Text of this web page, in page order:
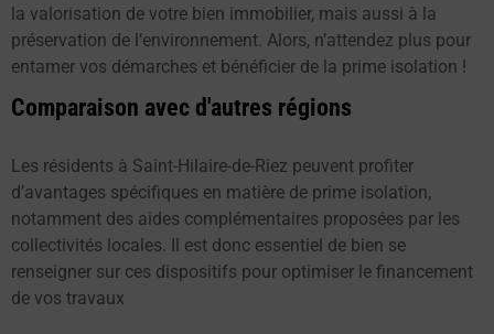
la valorisation de votre bien immobilier, mais aussi à la
préservation de l’environnement. Alors, n’attendez plus pour
entamer vos démarches et bénéficier de la prime isolation !
Comparaison avec d'autres régions
Les résidents à Saint-Hilaire-de-Riez peuvent profiter
d’avantages spécifiques en matière de prime isolation,
notamment des aides complémentaires proposées par les
collectivités locales. Il est donc essentiel de bien se
renseigner sur ces dispositifs pour optimiser le financement
de vos travaux